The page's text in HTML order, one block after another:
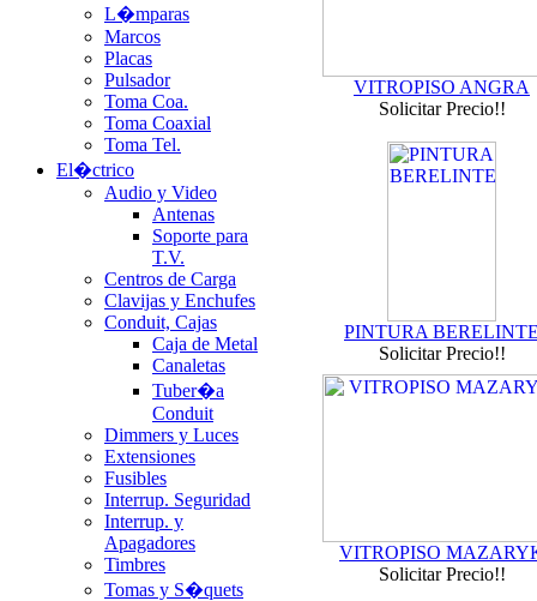
L�mparas
Marcos
Placas
Pulsador
Toma Coa.
Toma Coaxial
Toma Tel.
El�ctrico
Audio y Video
Antenas
Soporte para
T.V.
Centros de Carga
Clavijas y Enchufes
Conduit, Cajas
Caja de Metal
Canaletas
Tuber�a
Conduit
Dimmers y Luces
Extensiones
Fusibles
Interrup. Seguridad
Interrup. y
Apagadores
Timbres
Tomas y S�quets
VITROPISO ANGRA
Solicitar Precio!!
PINTURA
Solicitar Precio!!
VITROPISO
Solicitar Precio!!